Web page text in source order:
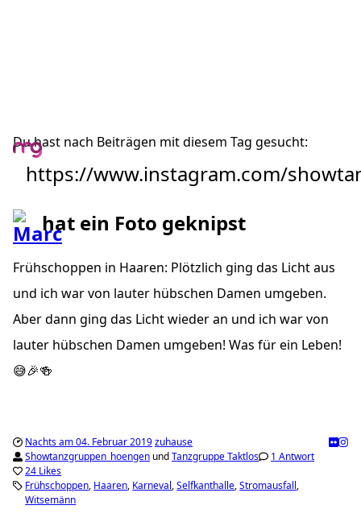
Du hast nach Beiträgen mit diesem Tag gesucht:
https://www.instagram.com/
hat ein Foto geknipst
Frühschoppen in Haaren: Plötzlich ging das Licht aus
und ich war von lauter hübschen Damen umgeben.
Aber dann ging das Licht wieder an und ich war von
lauter hübschen Damen umgeben! Was für ein Leben!
😅🎉🍻
Nachts am 04. Februar 2019zuhause
Showtanzgruppen_hoengen undTanzgruppe Taktlos
1 Antwort
24 Likes
Frühschoppen Haaren Karneval Selfkanthalle Stromausfall
Witsemänn